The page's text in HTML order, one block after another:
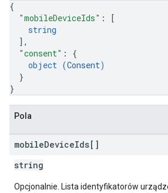
{
"mobileDeviceIds" :
[
string
] ,
"consent" : {
object (Consent)
}
}
Pola
mobileDeviceIds[]
string
Opcjonalnie. Lista identyfikatorów